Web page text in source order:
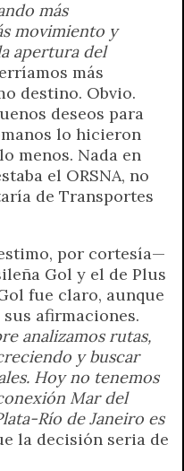
más
movimiento y
apertura del
más
destino. Obvio.
deseos para
lo hicieron
menos. Nada en
el ORSNA, no
de Transportes
por cortesía—
Gol y el de Plus
fue claro, aunque
afirmaciones.
analizamos rutas,
y buscar
Hoy no tenemos
Mar del
Río de Janeiro es
la decisión seria de